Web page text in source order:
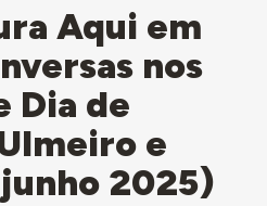
Aqui em
nos
Dia de
e
2025)